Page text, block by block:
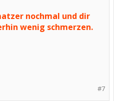
nochmal und dir
wenig schmerzen.
#7